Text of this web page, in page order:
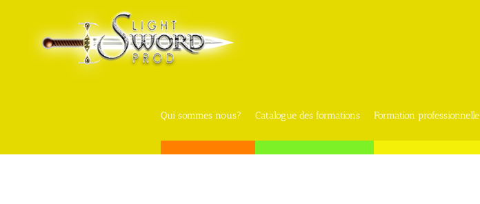
Qui sommes nous? Catalogue des formations Formation professionnelle